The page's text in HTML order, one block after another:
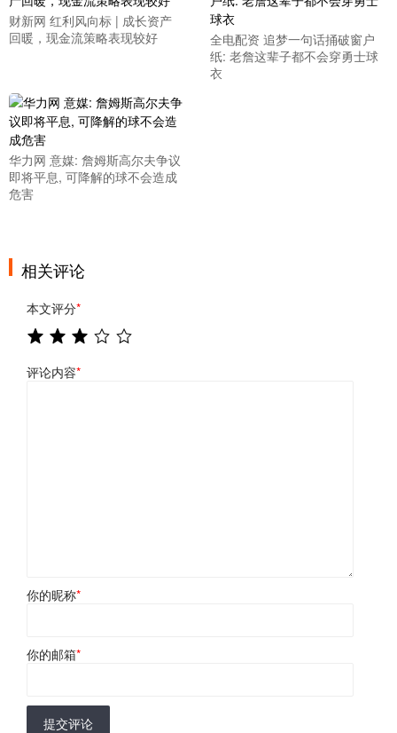
财新网 红利风向标 | 成长资产
回暖，现金流策略表现较好
全电配资 追梦一句话捅破窗户
纸: 老詹这辈子都不会穿勇士球
衣
华力网 意媒: 詹姆斯高尔夫争议
即将平息, 可降解的球不会造成
危害
相关评论
本文评分*
评论内容*
你的昵称*
你的邮箱*
提交评论